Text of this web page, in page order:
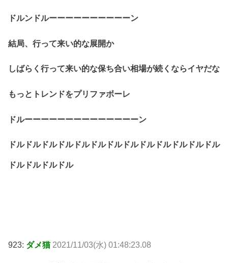
ドルンドルーーーーーーーーーーン
結局、行って来い的な展開か
しばらく行って来い的な保ち合い相場が続くならイヤだな
もっとトレンドをプリファボーレ
ドルーーーーーーーーーーーーーーン
ドルドルドルドルドルドルドルドルドルドルドルドルドル
ドルドルドルドル
923: ダメ猫 2021/11/03(水) 01:48:23.08